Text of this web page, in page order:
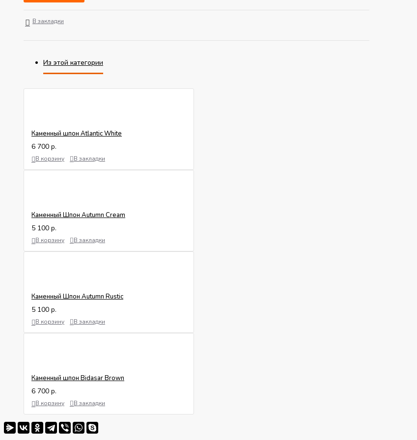
В закладки
Из этой категории
Каменный шпон Atlantic White
6 700 р.
В корзину В закладки
Каменный Шпон Autumn Cream
5 100 р.
В корзину В закладки
Каменный Шпон Autumn Rustic
5 100 р.
В корзину В закладки
Каменный шпон Bidasar Brown
6 700 р.
В корзину В закладки